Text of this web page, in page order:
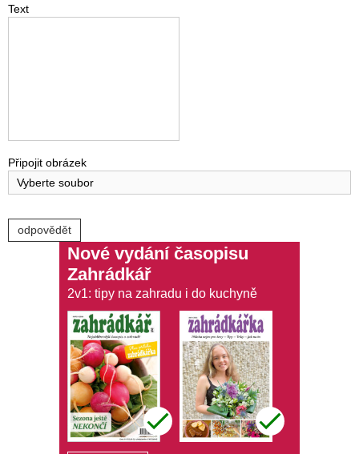
Text
Připojit obrázek
Vyberte soubor
Nové vydání časopisu
Zahrádkář
2v1: tipy na zahradu i do kuchyně